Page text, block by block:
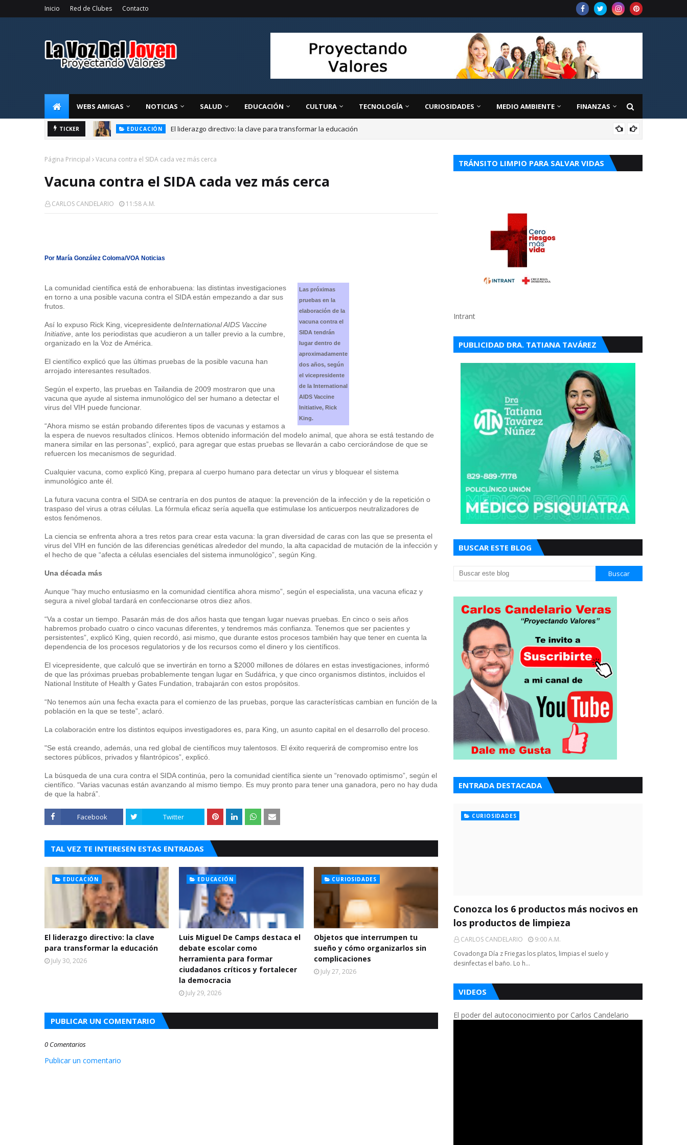
Inicio Red de Clubes Contacto
WEBS AMIGAS NOTICIAS SALUD EDUCACIÓN CULTURA TECNOLOGÍA CURIOSIDADES MEDIO AMBIENTE FINANZAS
TICKER EDUCACIÓN El liderazgo directivo: la clave para transformar la educación
Página Principal Vacuna contra el SIDA cada vez más cerca
Vacuna contra el SIDA cada vez más cerca
CARLOS CANDELARIO 11:58 A.m.
Por María González Coloma/VOA Noticias
Las próximas
pruebas en la
elaboración de la
vacuna contra el
SIDA tendrán
lugar dentro de
aproximadamente
dos años, según
el vicepresidente
de la International
AIDS Vaccine
Initiative, Rick
King.
L a comunidad científica está de enhorabuena: las distintas investigaciones
en torno a una posible vacuna contra el SIDA están empezando a dar sus
frutos.
Así lo expuso Rick King, vicepresidente deInternational AIDS Vaccine
Initiative , ante los periodistas que acudieron a un taller previo a la cumbre,
organizado en la Voz de América.
El científico explicó que las últimas pruebas de la posible vacuna han
arrojado interesantes resultados.
Según el experto, las pruebas en Tailandia de 2009 mostraron que una
vacuna que ayude al sistema inmunológico del ser humano a detectar el
virus del VIH puede funcionar.
“Ahora mismo se están probando diferentes tipos de vacunas y estamos a
la espera de nuevos resultados clínicos. Hemos obtenido información del modelo animal, que ahora se está testando de
manera similar en las personas”, explicó, para agregar que estas pruebas se llevarán a cabo cerciorándose de que se
refuercen los mecanismos de seguridad.
Cualquier vacuna, como explicó King, prepara al cuerpo humano para detectar un virus y bloquear el sistema
inmunológico ante él.
La futura vacuna contra el SIDA se centraría en dos puntos de ataque: la prevención de la infección y de la repetición o
traspaso del virus a otras células. La fórmula eficaz sería aquella que estimulase los anticuerpos neutralizadores de
estos fenómenos.
La ciencia se enfrenta ahora a tres retos para crear esta vacuna: la gran diversidad de caras con las que se presenta el
virus del VIH en función de las diferencias genéticas alrededor del mundo, la alta capacidad de mutación de la infección y
el hecho de que “afecta a células esenciales del sistema inmunológico”, según King.
Una década más
Aunque “hay mucho entusiasmo en la comunidad científica ahora mismo”, según el especialista, una vacuna eficaz y
segura a nivel global tardará en confeccionarse otros diez años.
“Va a costar un tiempo. Pasarán más de dos años hasta que tengan lugar nuevas pruebas. En cinco o seis años
habremos probado cuatro o cinco vacunas diferentes, y tendremos más confianza. Tenemos que ser pacientes y
persistentes”, explicó King, quien recordó, asi mismo, que durante estos procesos también hay que tener en cuenta la
dependencia de los procesos regulatorios y de los recursos como el dinero y los científicos.
El vicepresidente, que calculó que se invertirán en torno a $2000 millones de dólares en estas investigaciones, informó
de que las próximas pruebas probablemente tengan lugar en Sudáfrica, y que cinco organismos distintos, incluidos el
National Institute of Health y Gates Fundation, trabajarán con estos propósitos.
“No tenemos aún una fecha exacta para el comienzo de las pruebas, porque las características cambian en función de la
población en la que se teste”, aclaró.
La colaboración entre los distintos equipos investigadores es, para King, un asunto capital en el desarrollo del proceso.
"Se está creando, además, una red global de científicos muy talentosos. El éxito requerirá de compromiso entre los
sectores públicos, privados y filantrópicos”, explicó.
La búsqueda de una cura contra el SIDA continúa, pero la comunidad científica siente un “renovado optimismo”, según el
científico. “Varias vacunas están avanzando al mismo tiempo. Es muy pronto para tener una ganadora, pero no hay duda
de que la habrá”.
Facebook Twitter
TAL VEZ TE INTERESEN ESTAS ENTRADAS
EDUCACIÓN
El liderazgo directivo: la clave
para transformar la educación
July 30, 2026
EDUCACIÓN
Luis Miguel De Camps destaca el
debate escolar como
herramienta para formar
ciudadanos críticos y fortalecer
la democracia
July 29, 2026
CURIOSIDADES
Objetos que interrumpen tu
sueño y cómo organizarlos sin
complicaciones
July 27, 2026
PUBLICAR UN COMENTARIO
0 Comentarios
Publicar un comentario
TRÁNSITO LIMPIO PARA SALVAR VIDAS
Intrant
PUBLICIDAD DRA. TATIANA TAVÁREZ
BUSCAR ESTE BLOG
ENTRADA DESTACADA
CURIOSIDADES
Conozca los 6 productos más nocivos en
los productos de limpieza
CARLOS CANDELARIO
9:00 A.m.
Covadonga Día z Friegas los platos, limpias el suelo y
desinfectas el baño. Lo h…
VIDEOS
El poder del autoconocimiento por Carlos Candelario